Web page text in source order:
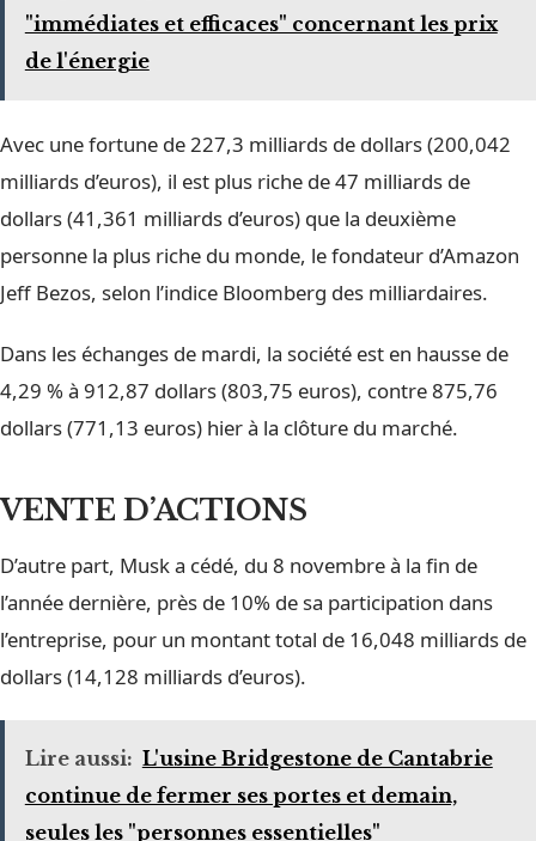
"immédiates et efficaces" concernant les prix
de l'énergie
Avec une fortune de 227,3 milliards de dollars (200,042
milliards d’euros), il est plus riche de 47 milliards de
dollars (41,361 milliards d’euros) que la deuxième
personne la plus riche du monde, le fondateur d’Amazon
Jeff Bezos, selon l’indice Bloomberg des milliardaires.
Dans les échanges de mardi, la société est en hausse de
4,29 % à 912,87 dollars (803,75 euros), contre 875,76
dollars (771,13 euros) hier à la clôture du marché.
VENTE D’ACTIONS
D’autre part, Musk a cédé, du 8 novembre à la fin de
l’année dernière, près de 10% de sa participation dans
l’entreprise, pour un montant total de 16,048 milliards de
dollars (14,128 milliards d’euros).
Lire aussi: L'usine Bridgestone de Cantabrie
continue de fermer ses portes et demain,
seules les "personnes essentielles"